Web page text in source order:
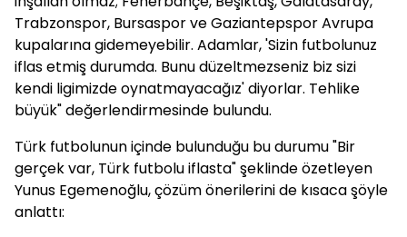
Trabzonspor, Bursaspor ve Gaziantepspor Avrupa
kupalarına gidemeyebilir. Adamlar, 'Sizin futbolunuz
iflas etmiş durumda. Bunu düzeltmezseniz biz sizi
kendi ligimizde oynatmayacağız' diyorlar. Tehlike
büyük" değerlendirmesinde bulundu.
Türk futbolunun içinde bulunduğu bu durumu "Bir
gerçek var, Türk futbolu iflasta" şeklinde özetleyen
Yunus Egemenoğlu, çözüm önerilerini de kısaca şöyle
anlattı: